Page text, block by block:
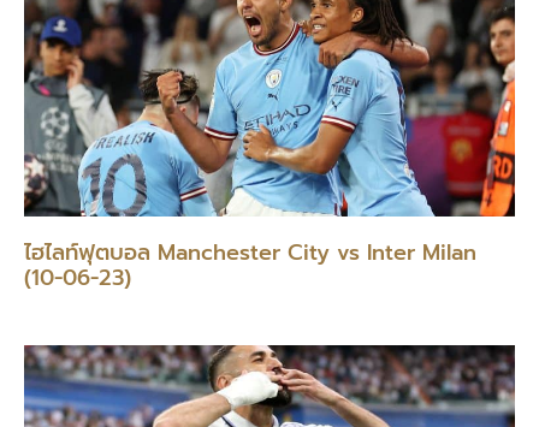
ไฮไลท์ฟุตบอล Manchester City vs Inter Milan
(10-06-23)